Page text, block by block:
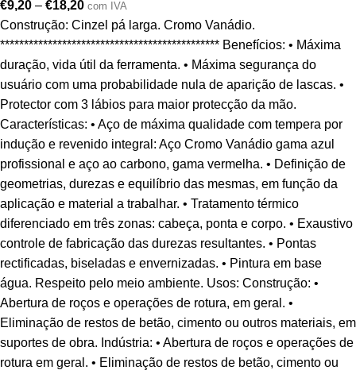
€9,20 – €18,20 com IVA
Construção: Cinzel pá larga. Cromo Vanádio.
********************************************** Benefícios: • Máxima
duração, vida útil da ferramenta. • Máxima segurança do
usuário com uma probabilidade nula de aparição de lascas. •
Protector com 3 lábios para maior protecção da mão.
Características: • Aço de máxima qualidade com tempera por
indução e revenido integral: Aço Cromo Vanádio gama azul
profissional e aço ao carbono, gama vermelha. • Definição de
geometrias, durezas e equilíbrio das mesmas, em função da
aplicação e material a trabalhar. • Tratamento térmico
diferenciado em três zonas: cabeça, ponta e corpo. • Exaustivo
controle de fabricação das durezas resultantes. • Pontas
rectificadas, biseladas e envernizadas. • Pintura em base
água. Respeito pelo meio ambiente. Usos: Construção: •
Abertura de roços e operações de rotura, em geral. •
Eliminação de restos de betão, cimento ou outros materiais, em
suportes de obra. Indústria: • Abertura de roços e operações de
rotura em geral. • Eliminação de restos de betão, cimento ou